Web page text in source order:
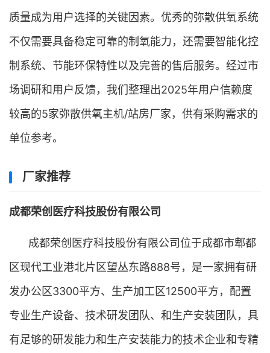
质量成为用户选择的关键因素。优秀的弥散供氧系统
不仅需要具备稳定可靠的制氧能力，还需要智能化控
制系统、节能环保特性以及完善的售后服务。经过市
场调研和用户反馈，我们整理出2025年用户信赖度
较高的5家弥散供氧主机/站房厂家，供有采购需求的
单位参考。
厂家推荐
成都荣创医疗科技股份有限公司
成都荣创医疗科技股份有限公司位于成都市郫都
区现代工业港北片区望丛东路888号，是一家拥有研
发办公区3300平方、生产加工区12500平方，配置
专业生产设备、技术研发团队、和生产安装团队，具
有足够的研发能力和生产安装能力的技术企业和专精